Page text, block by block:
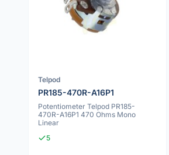
Telpod
PR185-470R-A16P1
Potentiometer Telpod PR185-
470R-A16P1 470 Ohms Mono
Linear
5